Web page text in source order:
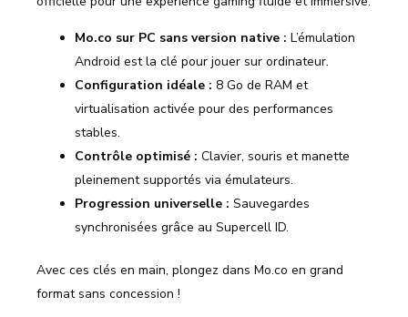
Mo.co sur PC sans version native : L’émulation
Android est la clé pour jouer sur ordinateur.
Configuration idéale : 8 Go de RAM et
virtualisation activée pour des performances
stables.
Contrôle optimisé : Clavier, souris et manette
pleinement supportés via émulateurs.
Progression universelle : Sauvegardes
synchronisées grâce au Supercell ID.
Avec ces clés en main, plongez dans Mo.co en grand
format sans concession !